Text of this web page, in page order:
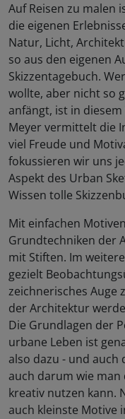
Auf Reisen zu malen
die eigenen
Natur, Licht,
so aus den eigenen
Skizzentagebuch.
wollte, aber nicht so
anfängt, ist in
Meyer vermittelt die
viel Freude und
fokussieren wir uns
Aspekt des Urban
Wissen tolle
Mit einfachen
Grundtechniken der
mit Stiften. Im
gezielt
zeichnerisches Auge
der Architektur
Die Grundlagen der
urbane Leben ist
also dazu - und auch
auch darum wie man
kreativ nutzen kann.
auch kleinste Motive